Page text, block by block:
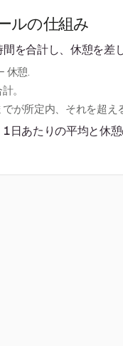
ルの仕組み
を合計し、休憩を差
休憩.
。
でが所定内、それを超
日あたりの平均と休憩